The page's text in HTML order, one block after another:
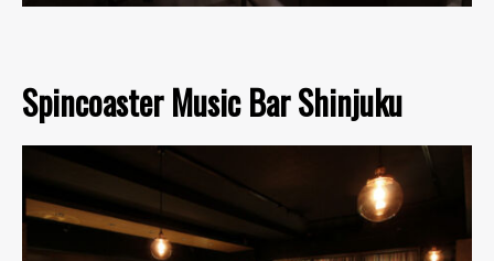
Spincoaster Music Bar Shinjuku